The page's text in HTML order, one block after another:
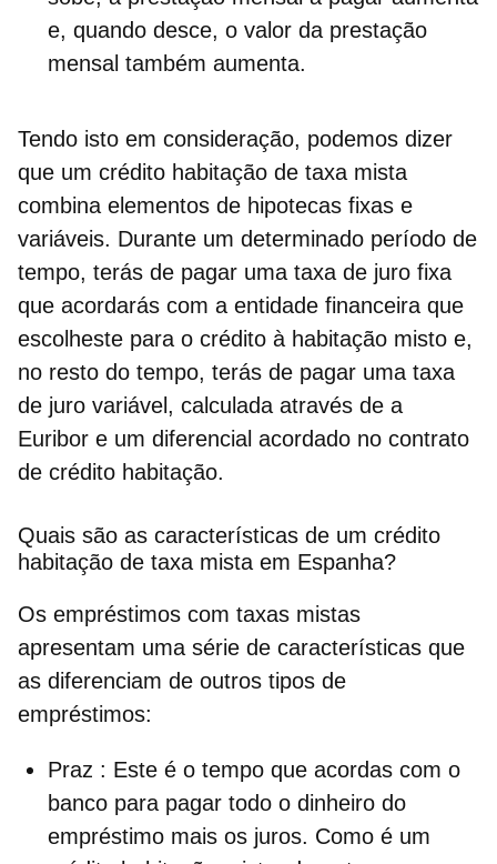
e, quando desce, o valor da prestação
mensal também aumenta.
Tendo isto em consideração, podemos dizer
que um crédito habitação de taxa mista
combina elementos de hipotecas fixas e
variáveis. Durante um determinado período de
tempo, terás de pagar uma taxa de juro fixa
que acordarás com a entidade financeira que
escolheste para o crédito à habitação misto e,
no resto do tempo, terás de pagar uma taxa
de juro variável, calculada através de a
Euribor e um diferencial acordado no contrato
de crédito habitação.
Quais são as características de um crédito
habitação de taxa mista em Espanha?
Os empréstimos com taxas mistas
apresentam uma série de características que
as diferenciam de outros tipos de
empréstimos:
Praz : Este é o tempo que acordas com o
banco para pagar todo o dinheiro do
empréstimo mais os juros. Como é um